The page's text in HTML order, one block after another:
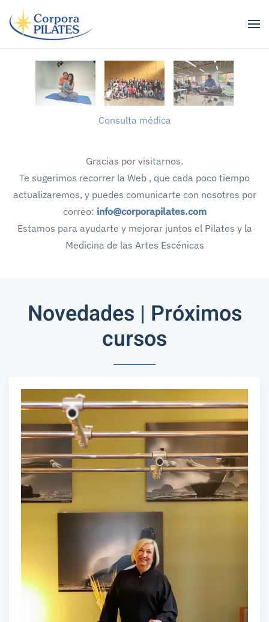
Ir al contenido principal
Consulta médica
Gracias por visitarnos.
Te sugerimos recorrer la Web , que cada poco tiempo
actualizaremos, y puedes comunicarte con nosotros por
correo: info@corporapilates.com
Estamos para ayudarte y mejorar juntos el Pilates y la
Medicina de las Artes Escénicas
Novedades | Próximos
cursos